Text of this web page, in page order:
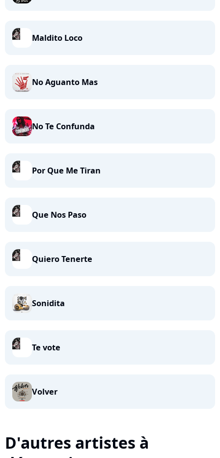
Maldito Loco
No Aguanto Mas
No Te Confunda
Por Que Me Tiran
Que Nos Paso
Quiero Tenerte
Sonidita
Te vote
Volver
D'autres artistes à